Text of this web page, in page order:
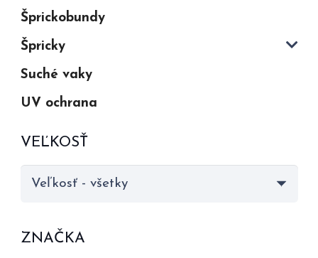
Šprickobundy
Špricky
Suché vaky
UV ochrana
VEĽKOSŤ
Veľkosť - všetky
ZNAČKA